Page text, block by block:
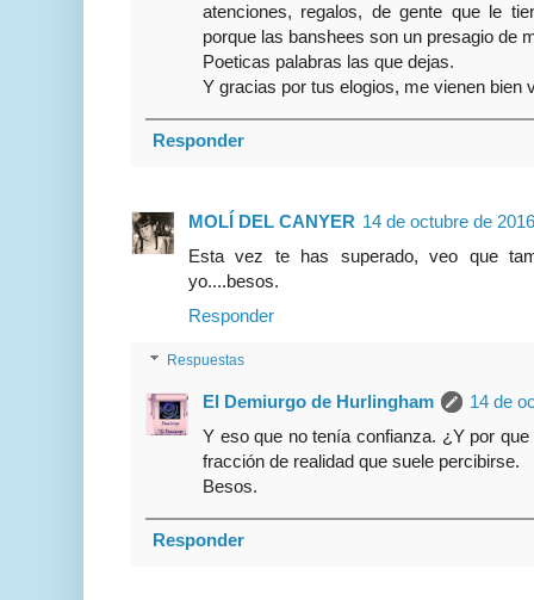
atenciones, regalos, de gente que le
porque las banshees son un presagio de
Poeticas palabras las que dejas.
Y gracias por tus elogios, me vienen bien
Responder
MOLÍ DEL CANYER 14 de octubre de
Esta vez te has superado, veo que
yo....besos.
Responder
Respuestas
El Demiurgo de Hurlingham
14 de
Y eso que no tenía confianza. ¿Y por
fracción de realidad que suele percibirse.
Besos.
Responder